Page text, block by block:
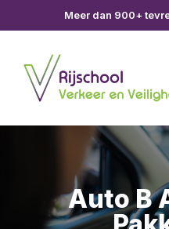
Meer dan 900+
Auto B